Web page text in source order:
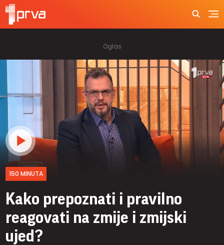
150 MINUTA
Kako prepoznati i pravilno
reagovati na zmije i zmijski
ujed?